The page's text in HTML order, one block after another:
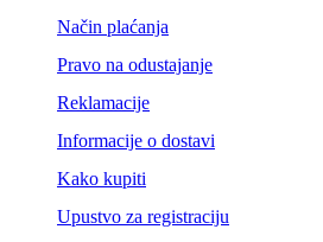
Način plaćanja
Pravo na odustajanje
Reklamacije
Informacije o dostavi
Kako kupiti
Upustvo za registraciju